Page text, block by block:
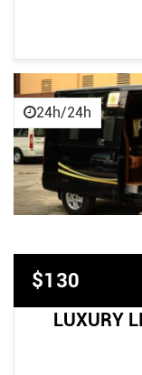
24h/24h
$130
LUXURY